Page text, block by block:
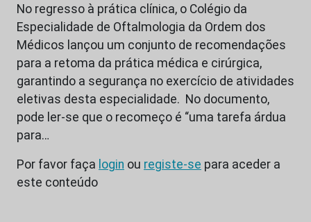
No regresso à prática clínica, o Colégio da
Especialidade de Oftalmologia da Ordem dos
Médicos lançou um conjunto de recomendações
para a retoma da prática médica e cirúrgica,
garantindo a segurança no exercício de atividades
eletivas desta especialidade. No documento,
pode ler-se que o recomeço é “uma tarefa árdua
para…
Por favor faça login ou registe-se para aceder a
este conteúdo